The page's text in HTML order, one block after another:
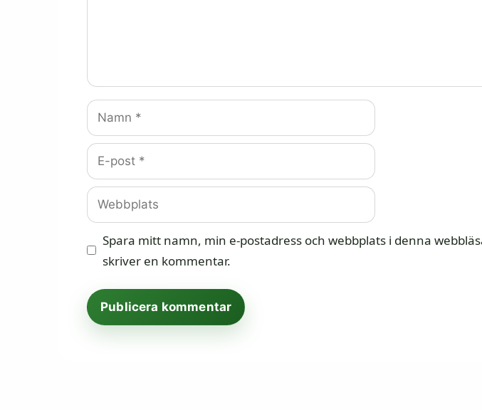
Namn
E-
post
Webbplats
Spara mitt namn, min e-postadress och webbplats i denna
skriver en kommentar.